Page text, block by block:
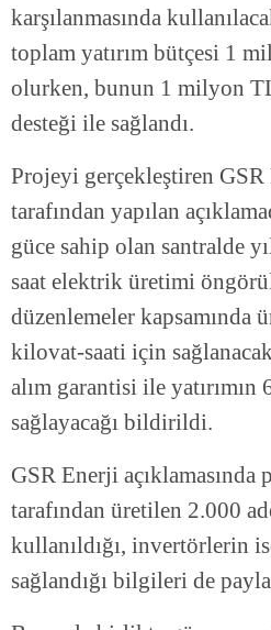
karşılanmasında
toplam yatırım bütçesi 1
olurken, bunun 1 milyon
desteği ile sağlandı.
Projeyi gerçekleştiren
tarafından yapılan
güce sahip olan santralde
saat elektrik üretimi
düzenlemeler kapsamında
kilovat-saati için
alım garantisi ile
sağlayacağı bildirildi.
GSR Enerji
tarafından üretilen 2.000
kullanıldığı, invertörlerin
sağlandığı bilgileri de